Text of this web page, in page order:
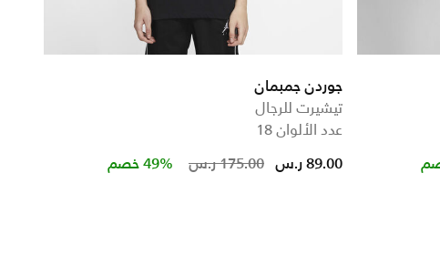
جوردن جمبمان
تيشيرت للرجال
عدد الألوان 18
Price reduced from
175.00 ر.س to 89.00 ر.س 49% خصم